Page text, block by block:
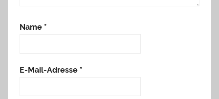
Name *
E-Mail-Adresse *